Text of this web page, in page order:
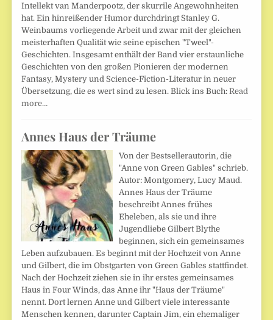
Intellekt van Manderpootz, der skurrile Angewohnheiten
hat. Ein hinreißender Humor durchdringt Stanley G.
Weinbaums vorliegende Arbeit und zwar mit der gleichen
meisterhaften Qualität wie seine epischen "Tweel"-
Geschichten. Insgesamt enthält der Band vier erstaunliche
Geschichten von den großen Pionieren der modernen
Fantasy, Mystery und Science-Fiction-Literatur in neuer
Übersetzung, die es wert sind zu lesen. Blick ins Buch: Read
more…
Annes Haus der Träume
Von der Bestsellerautorin, die
"Anne von Green Gables" schrieb.
Autor: Montgomery, Lucy Maud.
Annes Haus der Träume
beschreibt Annes frühes
Eheleben, als sie und ihre
Jugendliebe Gilbert Blythe
beginnen, sich ein gemeinsames
Leben aufzubauen. Es beginnt mit der Hochzeit von Anne
und Gilbert, die im Obstgarten von Green Gables stattfindet.
Nach der Hochzeit ziehen sie in ihr erstes gemeinsames
Haus in Four Winds, das Anne ihr "Haus der Träume"
nennt. Dort lernen Anne und Gilbert viele interessante
Menschen kennen, darunter Captain Jim, ein ehemaliger